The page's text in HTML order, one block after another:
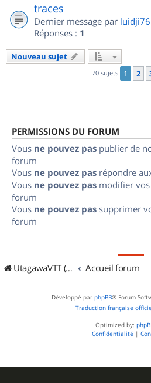
traces
Dernier message par luidji76
Réponses : 1
Nouveau sujet
70 sujets 1 2
PERMISSIONS DU FORUM
Vous ne pouvez pas publier de
forum
Vous ne pouvez pas répondre
Vous ne pouvez pas modifier vos
forum
Vous ne pouvez pas supprimer
forum
UtagawaVTT (Randos VTT et VTTAE avec traces GPS) Accueil forum
Développé par phpBB® Forum
Traduction française
Optimized by:
Confidentialité |